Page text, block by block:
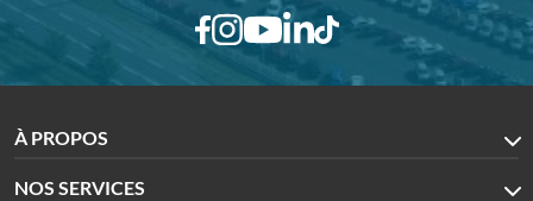
À PROPOS
NOS SERVICES